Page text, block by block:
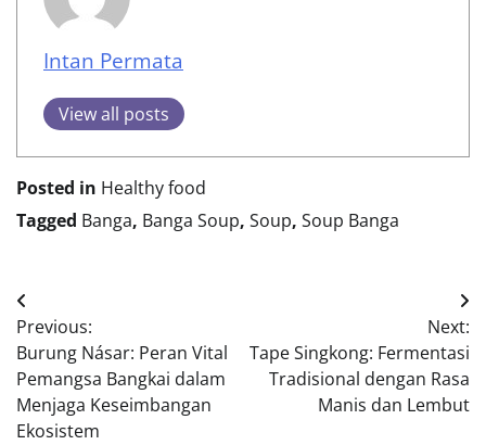
Intan Permata
View all posts
Posted in Healthy food
Tagged Banga, Banga Soup, Soup, Soup Banga
Post
navigation
Previous:
Burung Násar: Peran Vital
Pemangsa Bangkai dalam
Menjaga Keseimbangan
Ekosistem
Next:
Tape Singkong: Fermentasi
Tradisional dengan Rasa
Manis dan Lembut